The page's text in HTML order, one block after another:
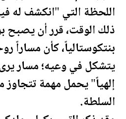
اللحظةالتي "انكشف له
ذلك الوقت، قرر أن يصبح
بنتكوستالياً، كأن مساراً
يتشكل في وعيه؛ مسار
إلهياً" يحمل مهمة
السلطة.